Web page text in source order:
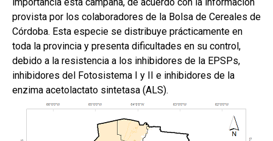
provista por los colaboradores de la Bolsa de Cereales de
Córdoba. Esta especie se distribuye prácticamente en
toda la provincia y presenta dificultades en su control,
debido a la resistencia a los inhibidores de la EPSPs,
inhibidores del Fotosistema I y II e inhibidores de la
enzima acetolactato sintetasa (ALS).